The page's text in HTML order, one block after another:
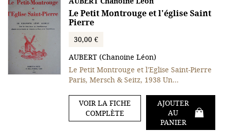
Le Petit Montrouge et l'église Saint
Pierre
30,00 €
AUBERT (Chanoine Léon)
Le Petit Montrouge et l'Eglise Saint-Pierre
Paris, Mersch & Seitz, 1938 Un…
VOIR LA FICHE
COMPLÈTE
AJOUTER
AU
PANIER